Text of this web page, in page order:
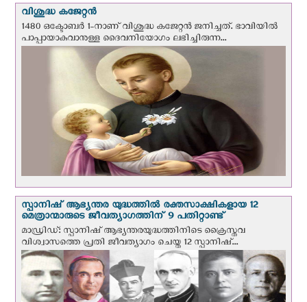
വിശുദ്ധ കജേറ്റന്‍
1480 ഒക്ടോബര്‍ 1-നാണ് വിശുദ്ധ കജേറ്റന്‍ ജനിച്ചത്. ഭാവിയില്‍
പാപ്പായാകുവാനുള്ള ദൈവനിയോഗം ലഭിച്ചിരുന്ന...
സ്പാനിഷ് ആഭ്യന്തര യുദ്ധത്തില്‍ രക്തസാക്ഷികളായ 12
മെത്രാന്മാരുടെ ജീവത്യാഗത്തിന് 9 പതിറ്റാണ്ട്
മാഡ്രിഡ്: സ്പാനിഷ് ആഭ്യന്തരയുദ്ധത്തിനിടെ ക്രൈസ്തവ
വിശ്വാസത്തെ പ്രതി ജീവത്യാഗം ചെയ്ത 12 സ്പാനിഷ്...